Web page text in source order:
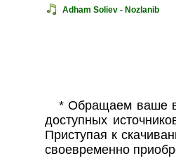
Adham Soliev - Nozlanib
* Обращаем ваше
доступных
Приступая к
своевременно